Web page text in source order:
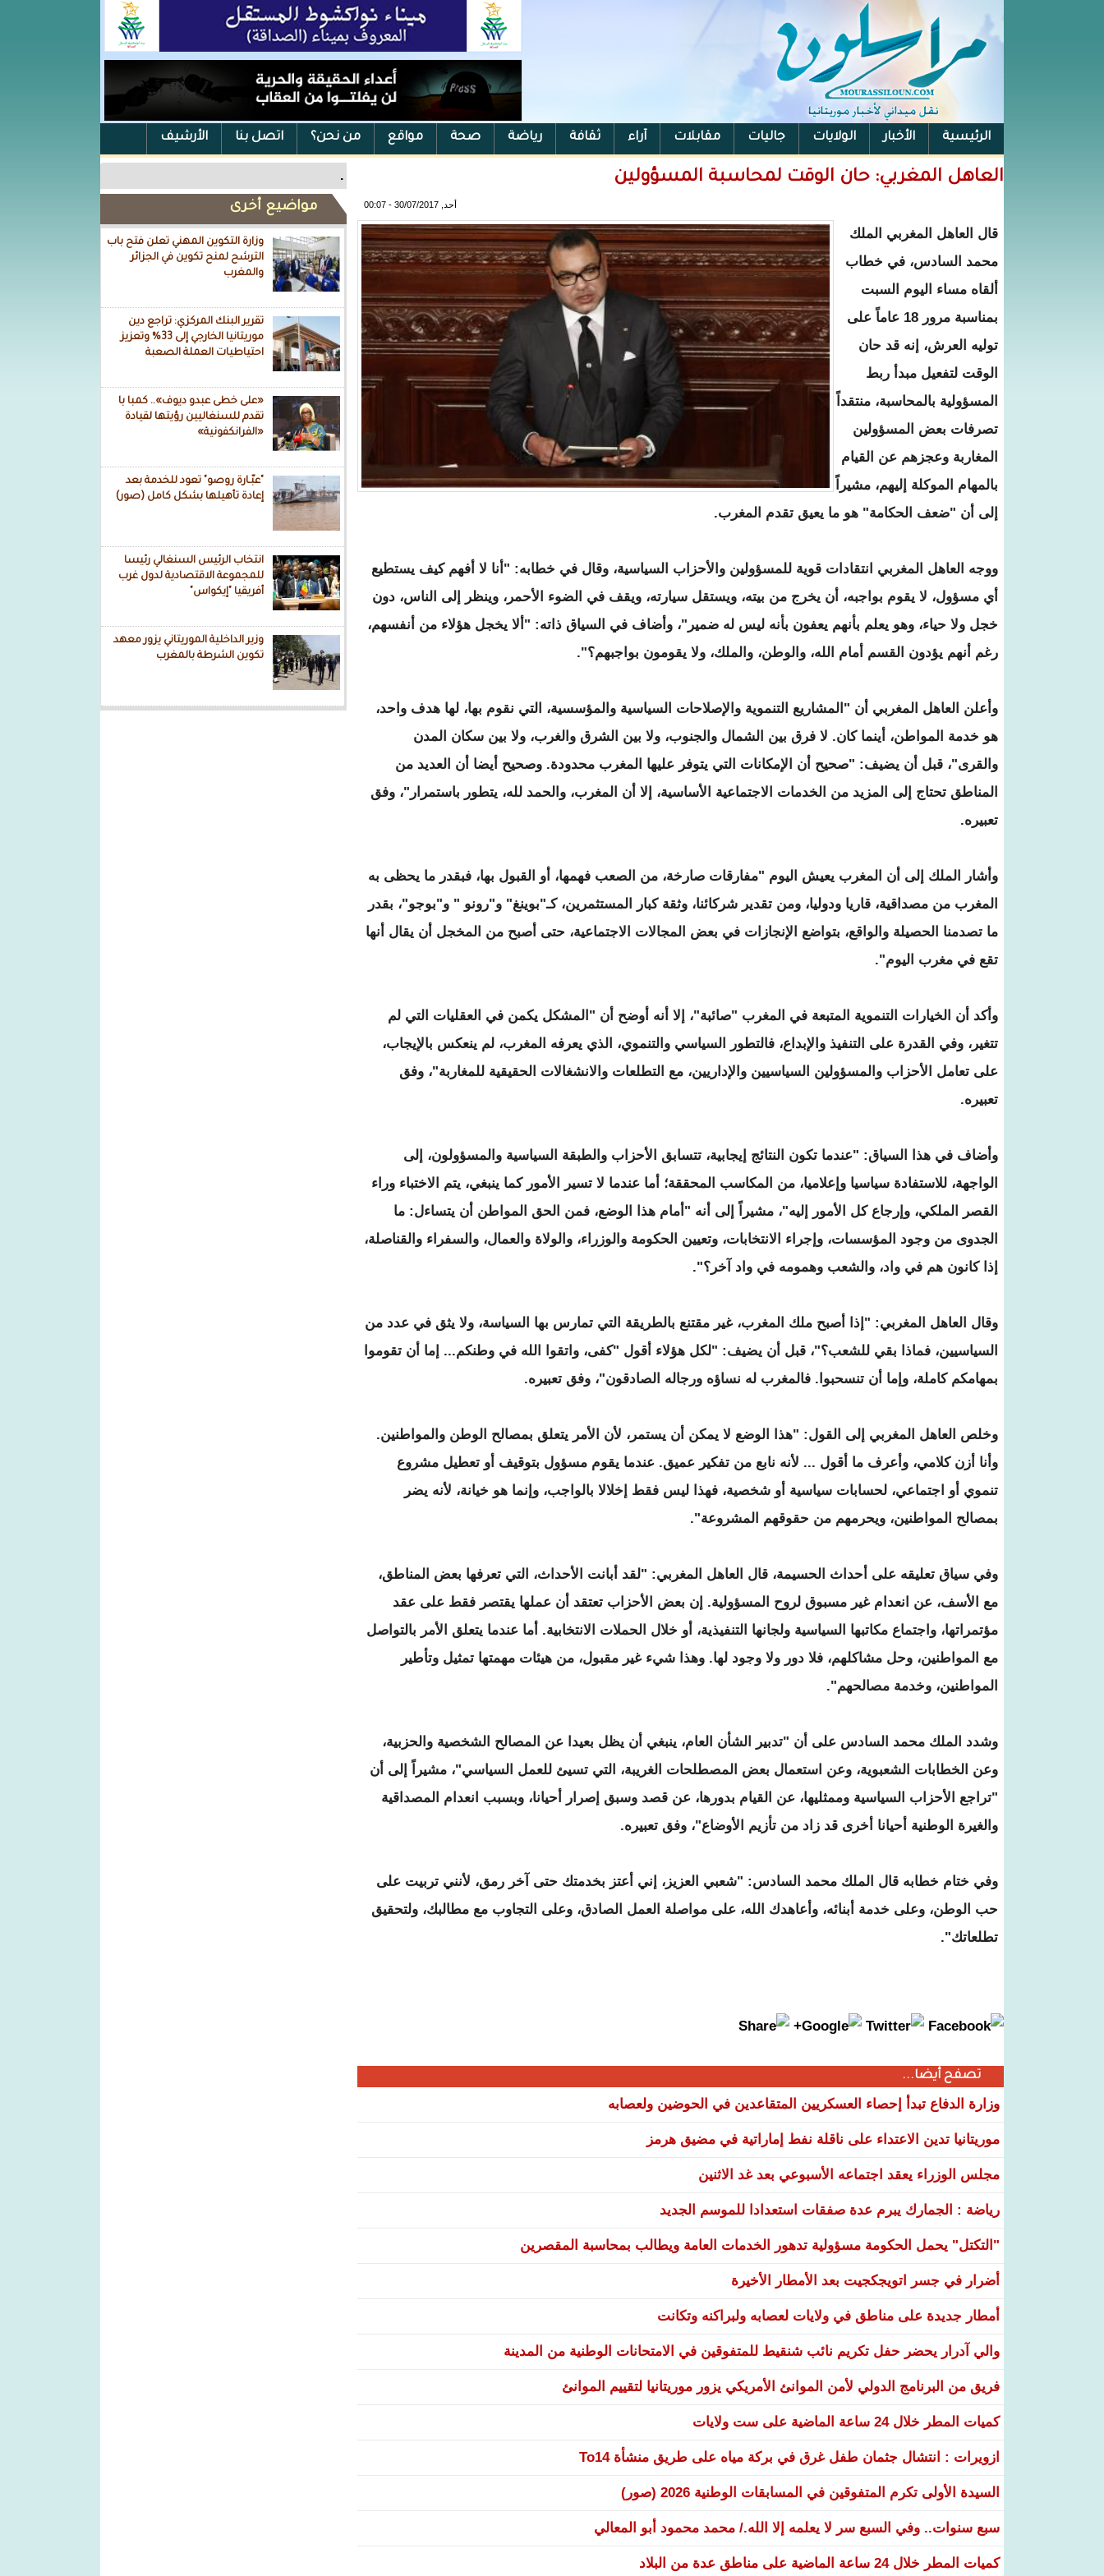
الرئيسية الأخبار الولايات جاليات مقابلات آراء ثقافة رياضة صحة مواقع من نحن؟ اتصل بنا الأرشيف
الفيس بوك .
مواضيع أخرى
وزارة التكوين المهني تعلن فتح باب
الترشح لمنح تكوين في الجزائر
والمغرب
تقرير البنك المركزي: تراجع دين
موريتانيا الخارجي إلى 33% وتعزيز
احتياطيات العملة الصعبة
«على خطى عبدو ديوف».. كمبا با
تقدم للسنغاليين رؤيتها لقيادة
«الفرانكفونية»
"عبّـارة روصو" تعود للخدمة بعد
إعادة تأهيلها بشكل كامل (صور)
انتخاب الرئيس السنغالي رئيسا
للمجموعة الاقتصادية لدول غرب
أفريقيا "إيكواس"
وزير الداخلية الموريتاني يزور معهد
تكوين الشرطة بالمغرب
العاهل المغربي: حان الوقت لمحاسبة المسؤولين
أحد, 30/07/2017 - 00:07
قال العاهل المغربي الملك
محمد السادس، في خطاب
ألقاه مساء اليوم السبت
بمناسبة مرور 18 عاماً على
توليه العرش، إنه قد حان
الوقت لتفعيل مبدأ ربط
المسؤولية بالمحاسبة، منتقداً
تصرفات بعض المسؤولين
المغاربة وعجزهم عن القيام
بالمهام الموكلة إليهم، مشيراً
إلى أن "ضعف الحكامة" هو ما يعيق تقدم المغرب.
ووجه العاهل المغربي انتقادات قوية للمسؤولين والأحزاب السياسية، وقال في خطابه: "أنا لا أفهم كيف يستطيع
أي مسؤول، لا يقوم بواجبه، أن يخرج من بيته، ويستقل سيارته، ويقف في الضوء الأحمر، وينظر إلى الناس، دون
خجل ولا حياء، وهو يعلم بأنهم يعفون بأنه ليس له ضمير"، وأضاف في السياق ذاته: "ألا يخجل هؤلاء من أنفسهم،
رغم أنهم يؤدون القسم أمام الله، والوطن، والملك، ولا يقومون بواجبهم؟".
وأعلن العاهل المغربي أن "المشاريع التنموية والإصلاحات السياسية والمؤسسية، التي نقوم بها، لها هدف واحد،
هو خدمة المواطن، أينما كان. لا فرق بين الشمال والجنوب، ولا بين الشرق والغرب، ولا بين سكان المدن
والقرى"، قبل أن يضيف: "صحيح أن الإمكانات التي يتوفر عليها المغرب محدودة. وصحيح أيضا أن العديد من
المناطق تحتاج إلى المزيد من الخدمات الاجتماعية الأساسية، إلا أن المغرب، والحمد لله، يتطور باستمرار"، وفق
تعبيره.
وأشار الملك إلى أن المغرب يعيش اليوم "مفارقات صارخة، من الصعب فهمها، أو القبول بها، فبقدر ما يحظى به
المغرب من مصداقية، قاريا ودوليا، ومن تقدير شركائنا، وثقة كبار المستثمرين، كـ"بوينغ" و"رونو " و"بوجو"، بقدر
ما تصدمنا الحصيلة والواقع، بتواضع الإنجازات في بعض المجالات الاجتماعية، حتى أصبح من المخجل أن يقال أنها
تقع في مغرب اليوم".
وأكد أن الخيارات التنموية المتبعة في المغرب "صائبة"، إلا أنه أوضح أن "المشكل يكمن في العقليات التي لم
تتغير، وفي القدرة على التنفيذ والإبداع، فالتطور السياسي والتنموي، الذي يعرفه المغرب، لم ينعكس بالإيجاب،
على تعامل الأحزاب والمسؤولين السياسيين والإداريين، مع التطلعات والانشغالات الحقيقية للمغاربة"، وفق
تعبيره.
وأضاف في هذا السياق: "عندما تكون النتائج إيجابية، تتسابق الأحزاب والطبقة السياسية والمسؤولون، إلى
الواجهة، للاستفادة سياسيا وإعلاميا، من المكاسب المحققة؛ أما عندما لا تسير الأمور كما ينبغي، يتم الاختباء وراء
القصر الملكي، وإرجاع كل الأمور إليه"، مشيراً إلى أنه "أمام هذا الوضع، فمن الحق المواطن أن يتساءل: ما
الجدوى من وجود المؤسسات، وإجراء الانتخابات، وتعيين الحكومة والوزراء، والولاة والعمال، والسفراء والقناصلة،
إذا كانون هم في واد، والشعب وهمومه في واد آخر؟".
وقال العاهل المغربي: "إذا أصبح ملك المغرب، غير مقتنع بالطريقة التي تمارس بها السياسة، ولا يثق في عدد من
السياسيين، فماذا بقي للشعب؟"، قبل أن يضيف: "لكل هؤلاء أقول "كفى، واتقوا الله في وطنكم... إما أن تقوموا
بمهامكم كاملة، وإما أن تنسحبوا. فالمغرب له نساؤه ورجاله الصادقون"، وفق تعبيره.
وخلص العاهل المغربي إلى القول: "هذا الوضع لا يمكن أن يستمر، لأن الأمر يتعلق بمصالح الوطن والمواطنين.
وأنا أزن كلامي، وأعرف ما أقول ... لأنه نابع من تفكير عميق. عندما يقوم مسؤول بتوقيف أو تعطيل مشروع
تنموي أو اجتماعي، لحسابات سياسية أو شخصية، فهذا ليس فقط إخلالا بالواجب، وإنما هو خيانة، لأنه يضر
بمصالح المواطنين، ويحرمهم من حقوقهم المشروعة".
وفي سياق تعليقه على أحداث الحسيمة، قال العاهل المغربي: "لقد أبانت الأحداث، التي تعرفها بعض المناطق،
مع الأسف، عن انعدام غير مسبوق لروح المسؤولية. إن بعض الأحزاب تعتقد أن عملها يقتصر فقط على عقد
مؤتمراتها، واجتماع مكاتبها السياسية ولجانها التنفيذية، أو خلال الحملات الانتخابية. أما عندما يتعلق الأمر بالتواصل
مع المواطنين، وحل مشاكلهم، فلا دور ولا وجود لها. وهذا شيء غير مقبول، من هيئات مهمتها تمثيل وتأطير
المواطنين، وخدمة مصالحهم".
وشدد الملك محمد السادس على أن "تدبير الشأن العام، ينبغي أن يظل بعيدا عن المصالح الشخصية والحزبية،
وعن الخطابات الشعبوية، وعن استعمال بعض المصطلحات الغريبة، التي تسيئ للعمل السياسي"، مشيراً إلى أن
"تراجع الأحزاب السياسية وممثليها، عن القيام بدورها، عن قصد وسبق إصرار أحيانا، وبسبب انعدام المصداقية
والغيرة الوطنية أحيانا أخرى قد زاد من تأزيم الأوضاع"، وفق تعبيره.
وفي ختام خطابه قال الملك محمد السادس: "شعبي العزيز، إني أعتز بخدمتك حتى آخر رمق، لأنني تربيت على
حب الوطن، وعلى خدمة أبنائه، وأعاهدك الله، على مواصلة العمل الصادق، وعلى التجاوب مع مطالبك، ولتحقيق
تطلعاتك".
تصفح أيضا...
وزارة الدفاع تبدأ إحصاء العسكريين المتقاعدين في الحوضين ولعصابه
موريتانيا تدين الاعتداء على ناقلة نفط إماراتية في مضيق هرمز
مجلس الوزراء يعقد اجتماعه الأسبوعي بعد غد الاثنين
رياضة : الجمارك يبرم عدة صفقات استعدادا للموسم الجديد
"التكتل" يحمل الحكومة مسؤولية تدهور الخدمات العامة ويطالب بمحاسبة المقصرين
أضرار في جسر اتويجكجيت بعد الأمطار الأخيرة
أمطار جديدة على مناطق في ولايات لعصابه ولبراكنه وتكانت
والي آدرار يحضر حفل تكريم نائب شنقيط للمتفوقين في الامتحانات الوطنية من المدينة
فريق من البرنامج الدولي لأمن الموانئ الأمريكي يزور موريتانيا لتقييم الموانئ
كميات المطر خلال 24 ساعة الماضية على ست ولايات
ازويرات : انتشال جثمان طفل غرق في بركة مياه على طريق منشأة To14
السيدة الأولى تكرم المتفوقين في المسابقات الوطنية 2026 (صور)
سبع سنوات.. وفي السبع سر لا يعلمه إلا الله./ محمد محمود أبو المعالي
كميات المطر خلال 24 ساعة الماضية على مناطق عدة من البلاد